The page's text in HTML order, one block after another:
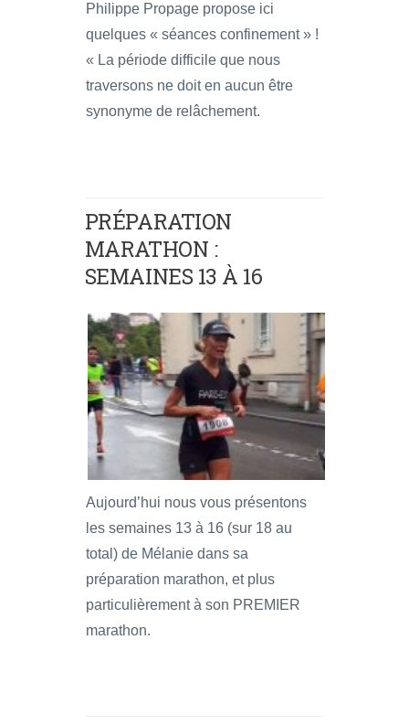
Philippe Propage propose ici
quelques « séances confinement » !
« La période difficile que nous
traversons ne doit en aucun être
synonyme de relâchement.
PRÉPARATION
MARATHON :
SEMAINES 13 À 16
Aujourd’hui nous vous présentons
les semaines 13 à 16 (sur 18 au
total) de Mélanie dans sa
préparation marathon, et plus
particulièrement à son PREMIER
marathon.